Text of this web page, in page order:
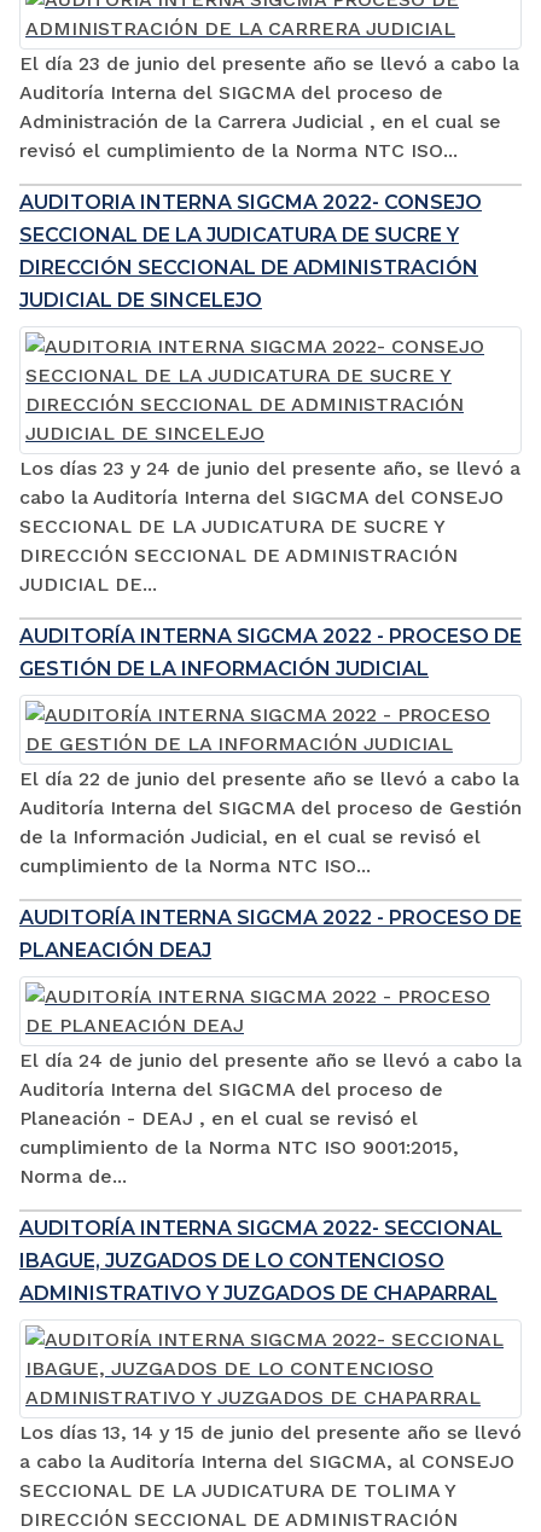
El día 23 de junio del presente año se llevó a cabo la
Auditoría Interna del SIGCMA del proceso de
Administración de la Carrera Judicial , en el cual se
revisó el cumplimiento de la Norma NTC ISO...
AUDITORIA INTERNA SIGCMA 2022- CONSEJO
SECCIONAL DE LA JUDICATURA DE SUCRE Y
DIRECCIÓN SECCIONAL DE ADMINISTRACIÓN
JUDICIAL DE SINCELEJO
Los días 23 y 24 de junio del presente año, se llevó a
cabo la Auditoría Interna del SIGCMA del CONSEJO
SECCIONAL DE LA JUDICATURA DE SUCRE Y
DIRECCIÓN SECCIONAL DE ADMINISTRACIÓN
JUDICIAL DE...
AUDITORÍA INTERNA SIGCMA 2022 - PROCESO DE
GESTIÓN DE LA INFORMACIÓN JUDICIAL
El día 22 de junio del presente año se llevó a cabo la
Auditoría Interna del SIGCMA del proceso de Gestión
de la Información Judicial, en el cual se revisó el
cumplimiento de la Norma NTC ISO...
AUDITORÍA INTERNA SIGCMA 2022 - PROCESO DE
PLANEACIÓN DEAJ
El día 24 de junio del presente año se llevó a cabo la
Auditoría Interna del SIGCMA del proceso de
Planeación - DEAJ , en el cual se revisó el
cumplimiento de la Norma NTC ISO 9001:2015,
Norma de...
AUDITORÍA INTERNA SIGCMA 2022- SECCIONAL
IBAGUE, JUZGADOS DE LO CONTENCIOSO
ADMINISTRATIVO Y JUZGADOS DE CHAPARRAL
Los días 13, 14 y 15 de junio del presente año se llevó
a cabo la Auditoría Interna del SIGCMA, al CONSEJO
SECCIONAL DE LA JUDICATURA DE TOLIMA Y
DIRECCIÓN SECCIONAL DE ADMINISTRACIÓN